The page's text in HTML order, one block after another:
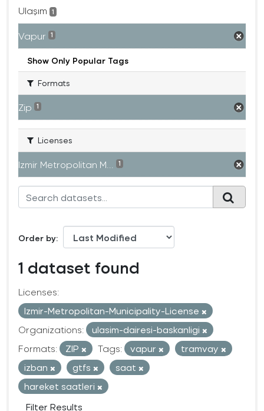
Ulaşım 1
Vapur 1
Show Only Popular Tags
Formats
Zip 1
Licenses
Izmir Metropolitan M... 1
Order by
1 dataset found
Licenses:
Izmir-Metropolitan-Municipality-License
Organizations:
ulasim-dairesi-baskanligi
Formats:
ZIP Tags: vapur
tramvay
izban
gtfs
saat
hareket saatleri
Filter Results